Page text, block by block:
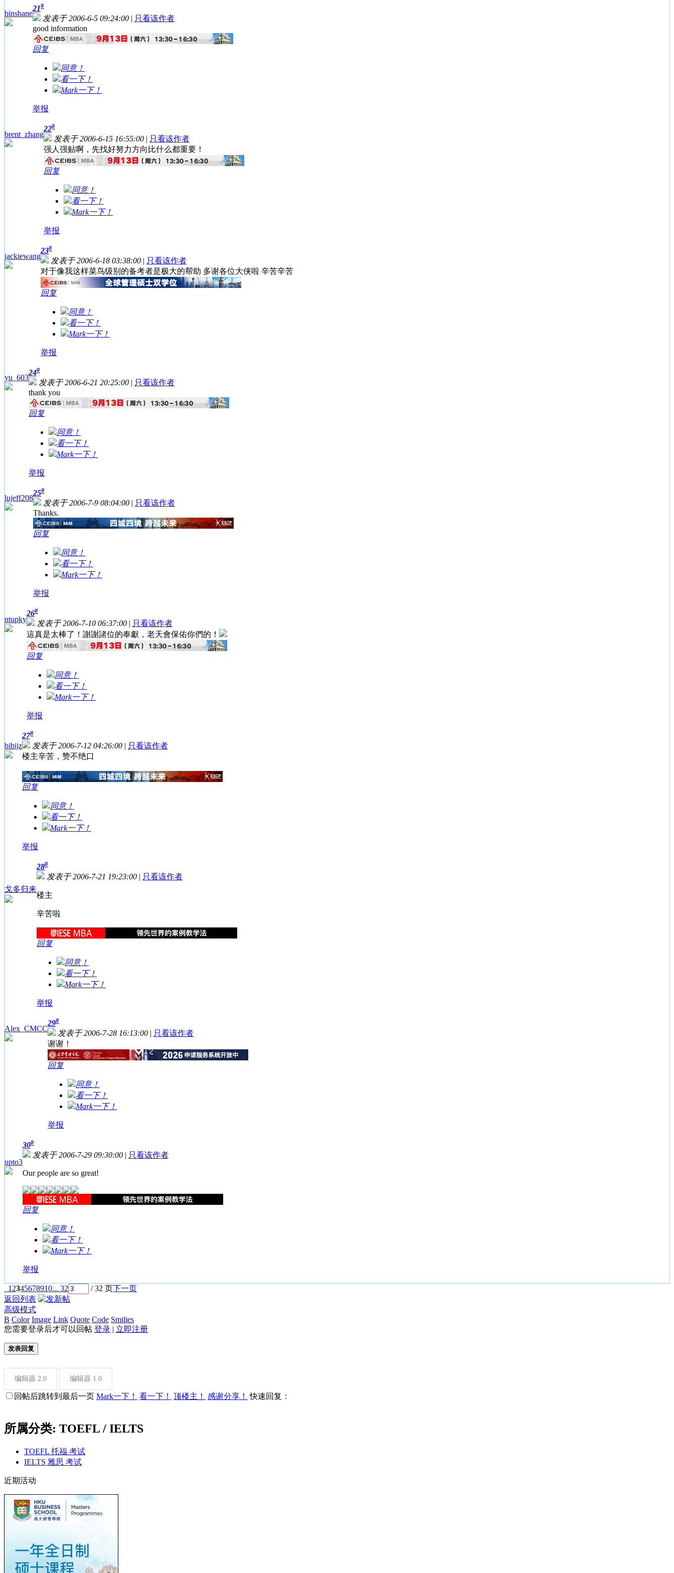
binshane
21#
发表于 2006-6-5 09:24:00 | 只看该作者
good information
回复
同意！
看一下！
Mark一下！
举报
brent_zhang
22#
发表于 2006-6-15 16:55:00 | 只看该作者
强人强贴啊，先找好努力方向比什么都重要！
回复
同意！
看一下！
Mark一下！
举报
jackiewang
23#
发表于 2006-6-18 03:38:00 | 只看该作者
对于像我这样菜鸟级别的备考者是极大的帮助 多谢各位大侠啦 辛苦辛苦
回复
同意！
看一下！
Mark一下！
举报
yu_603
24#
发表于 2006-6-21 20:25:00 | 只看该作者
thank you
回复
同意！
看一下！
Mark一下！
举报
lujeff208
25#
发表于 2006-7-9 08:04:00 | 只看该作者
Thanks.
回复
同意！
看一下！
Mark一下！
举报
ntupky
26#
发表于 2006-7-10 06:37:00 | 只看该作者
這真是太棒了！謝謝諸位的奉獻，老天會保佑你們的！
回复
同意！
看一下！
Mark一下！
举报
bibijz
27#
发表于 2006-7-12 04:26:00 | 只看该作者
楼主辛苦，赞不绝口
回复
同意！
看一下！
Mark一下！
举报
戈多归来
28#
发表于 2006-7-21 19:23:00 | 只看该作者
楼主
辛苦啦
回复
同意！
看一下！
Mark一下！
举报
Alex_CMCC
29#
发表于 2006-7-28 16:13:00 | 只看该作者
谢谢！
回复
同意！
看一下！
Mark一下！
举报
upto3
30#
发表于 2006-7-29 09:30:00 | 只看该作者
Our people are so great!
回复
同意！
看一下！
Mark一下！
举报
1 2345678910... 32 / 32 页下一页
返回列表
高级模式
B Color Image Link Quote Code Smilies
您需要登录后才可以回帖 登录 | 立即注册
发表回复
编辑器 2.0 编辑器 1.0
回帖后跳转到最后一页 Mark一下！ 看一下！ 顶楼主！ 感谢分享！ 快速回复：
所属分类: TOEFL / IELTS
TOEFL 托福 考试
IELTS 雅思 考试
近期活动